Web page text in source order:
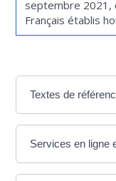
septembre 2021,
Français établis
Textes de
Services en ligne